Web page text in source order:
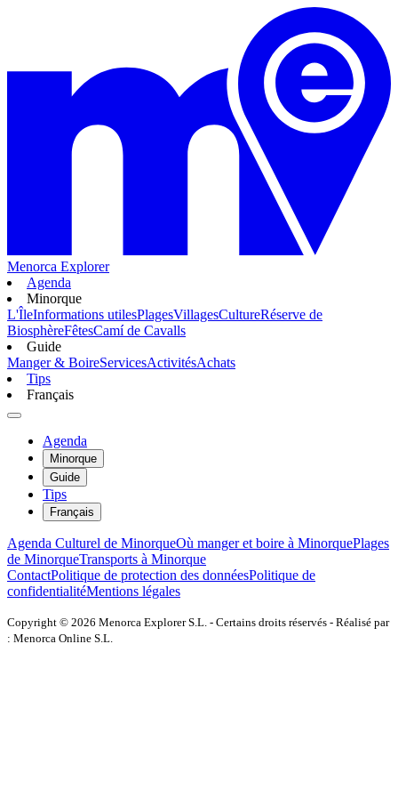
Menorca Explorer
Agenda
Minorque
L'ÎleInformations utilesPlagesVillagesCultureRéserve de
BiosphèreFêtesCamí de Cavalls
Guide
Manger & BoireServicesActivitésAchats
Tips
Français
Agenda
Minorque
Guide
Tips
Français
Agenda Culturel de MinorqueOù manger et boire à MinorquePlages
de MinorqueTransports à Minorque
ContactPolitique de protection des donnéesPolitique de
confidentialitéMentions légales
Copyright © 2026 Menorca Explorer S.L. - Certains droits réservés - Réalisé par
: Menorca Online S.L.